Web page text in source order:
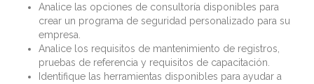
Analice las opciones de consultoría disponibles para
crear un programa de seguridad personalizado para su
empresa.
Analice los requisitos de mantenimiento de registros,
pruebas de referencia y requisitos de capacitación.
Identifique las herramientas disponibles para ayudar a